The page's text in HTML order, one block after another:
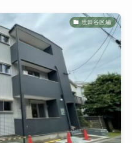
世田谷区編